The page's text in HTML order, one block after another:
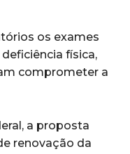
os exames
física,
comprometer a
a proposta
renovação da